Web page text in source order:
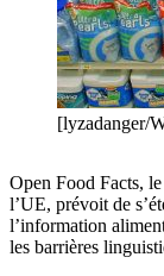
[lyzadanger/
Open Food Facts,
l’UE, prévoit de
l’information
les barrières